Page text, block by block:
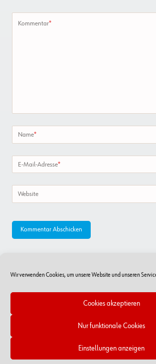
Wir verwenden Cookies, um unsere Website und unseren
Cookies akzeptieren
Nur funktionale Cookies
Einstellungen anzeigen
Kommentar*
Name*
E-Mail-Adresse*
Website